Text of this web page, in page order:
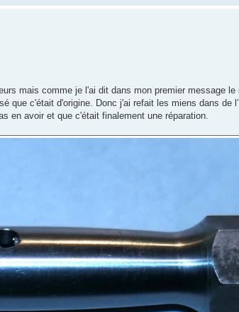
mais comme je l'ai dit dans mon premier message
que c'était d'origine. Donc j'ai refait les miens dans de
en avoir et que c'était finalement une réparation.